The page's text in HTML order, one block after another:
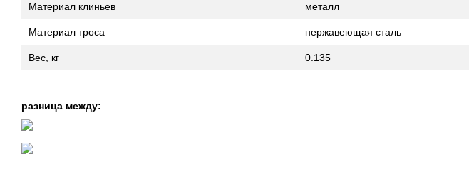
Материал клиньев металл
Материал троса нержавеющая сталь
Вес, кг 0.135
разница между: